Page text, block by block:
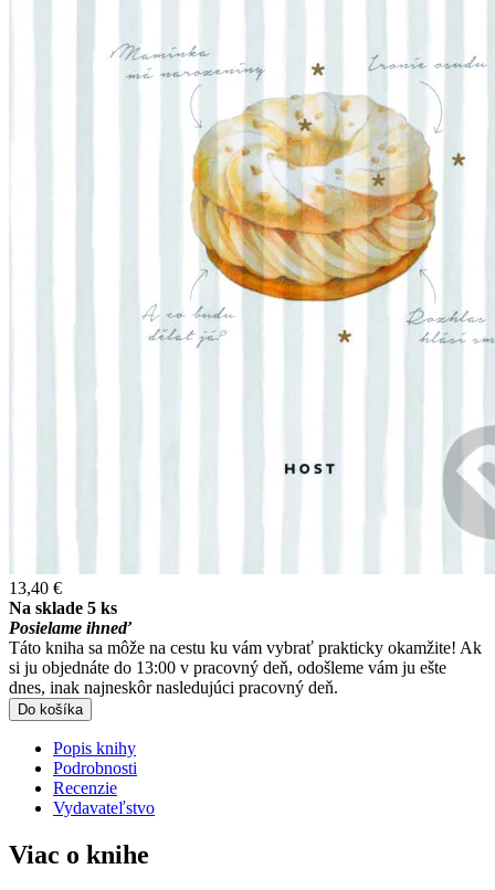
13,40 €
Na sklade 5 ks
Posielame ihneď
Táto kniha sa môže na cestu ku vám vybrať prakticky okamžite! Ak
si ju objednáte do 13:00 v pracovný deň, odošleme vám ju ešte
dnes, inak najneskôr nasledujúci pracovný deň.
Do košíka
Popis knihy
Podrobnosti
Recenzie
Vydavateľstvo
Viac o knihe